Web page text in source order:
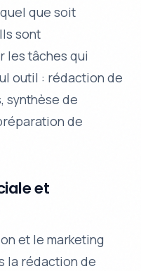
que soit
sont
les tâches qui
outil : rédaction de
synthèse de
de
et
et le marketing
la rédaction de